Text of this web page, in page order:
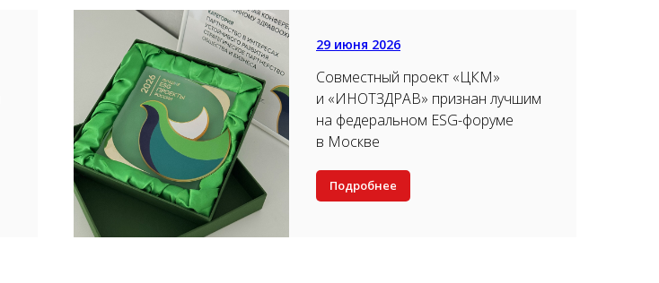
29 июня 2026
Совместный проект «ЦКМ»
и «ИНОТЗДРАВ» признан лучшим
на федеральном ESG-форуме
в Москве
Подробнее